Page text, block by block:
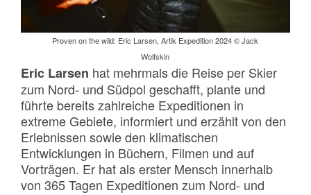
Proven on the wild: Eric Larsen, Artik Expedition 2024 © Jack
Wolfskin
Eric Larsen hat mehrmals die Reise per Skier
zum Nord- und Südpol geschafft, plante und
führte bereits zahlreiche Expeditionen in
extreme Gebiete, informiert und erzählt von den
Erlebnissen sowie den klimatischen
Entwicklungen in Büchern, Filmen und auf
Vorträgen. Er hat als erster Mensch innerhalb
von 365 Tagen Expeditionen zum Nord- und